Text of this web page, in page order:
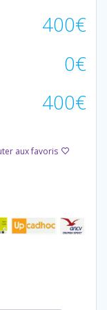
400€
0€
400€
aux favoris